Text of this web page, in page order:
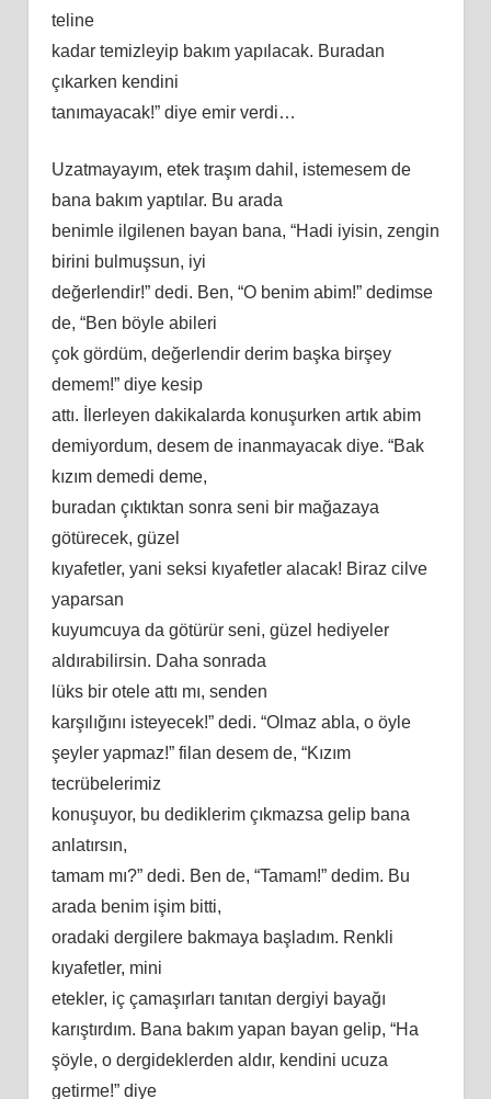
teline
kadar temizleyip bakım yapılacak. Buradan
çıkarken kendini
tanımayacak!” diye emir verdi…
Uzatmayayım, etek traşım dahil, istemesem de
bana bakım yaptılar. Bu arada
benimle ilgilenen bayan bana, “Hadi iyisin, zengin
birini bulmuşsun, iyi
değerlendir!” dedi. Ben, “O benim abim!” dedimse
de, “Ben böyle abileri
çok gördüm, değerlendir derim başka birşey
demem!” diye kesip
attı. İlerleyen dakikalarda konuşurken artık abim
demiyordum, desem de inanmayacak diye. “Bak
kızım demedi deme,
buradan çıktıktan sonra seni bir mağazaya
götürecek, güzel
kıyafetler, yani seksi kıyafetler alacak! Biraz cilve
yaparsan
kuyumcuya da götürür seni, güzel hediyeler
aldırabilirsin. Daha sonrada
lüks bir otele attı mı, senden
karşılığını isteyecek!” dedi. “Olmaz abla, o öyle
şeyler yapmaz!” filan desem de, “Kızım
tecrübelerimiz
konuşuyor, bu dediklerim çıkmazsa gelip bana
anlatırsın,
tamam mı?” dedi. Ben de, “Tamam!” dedim. Bu
arada benim işim bitti,
oradaki dergilere bakmaya başladım. Renkli
kıyafetler, mini
etekler, iç çamaşırları tanıtan dergiyi bayağı
karıştırdım. Bana bakım yapan bayan gelip, “Ha
şöyle, o dergideklerden aldır, kendini ucuza
getirme!” diye